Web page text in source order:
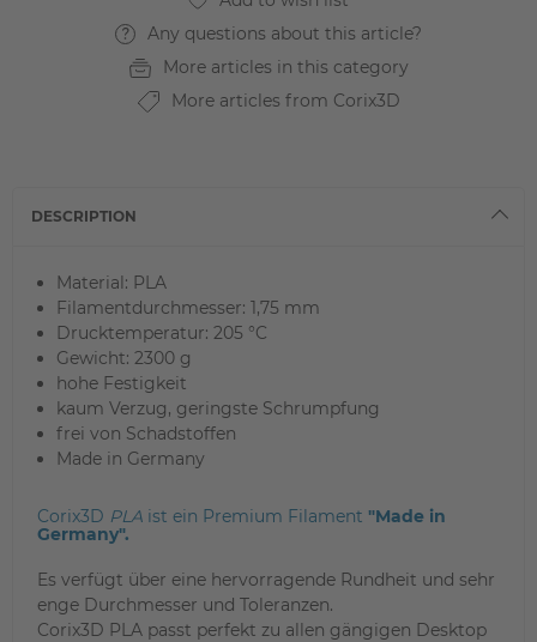
Any questions about this article?
More articles in this category
More articles from Corix3D
DESCRIPTION
Material: PLA
Filamentdurchmesser: 1,75 mm
Drucktemperatur: 205 °C
Gewicht: 2300 g
hohe Festigkeit
kaum Verzug, geringste Schrumpfung
frei von Schadstoffen
Made in Germany
Corix3D PLA ist ein Premium Filament "Made in
Germany".
Es verfügt über eine hervorragende Rundheit und sehr
enge Durchmesser und Toleranzen.
Corix3D PLA passt perfekt zu allen gängigen Desktop